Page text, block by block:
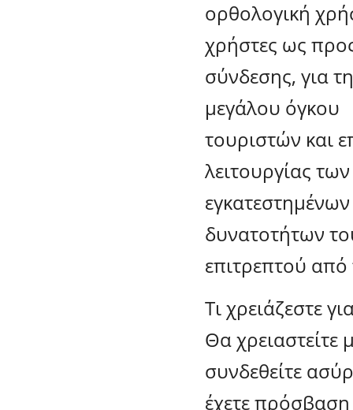
ορθολογική
χρήστες ως
σύνδεσης, για
μεγάλου όγκου
τουριστών και
λειτουργίας των
δυνατοτήτων
επιτρεπτού
Τι χρειάζεστε
Θα χρειαστείτε
συνδεθείτε
έχετε